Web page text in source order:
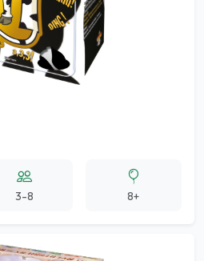
3-8 8+